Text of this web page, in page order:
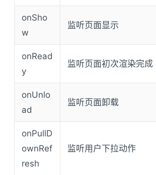
onSho
w
监听页面显示
onRead
y
监听页面初次渲染完成
onUnlo
ad
监听页面卸载
onPullD
ownRef
resh
监听用户下拉动作